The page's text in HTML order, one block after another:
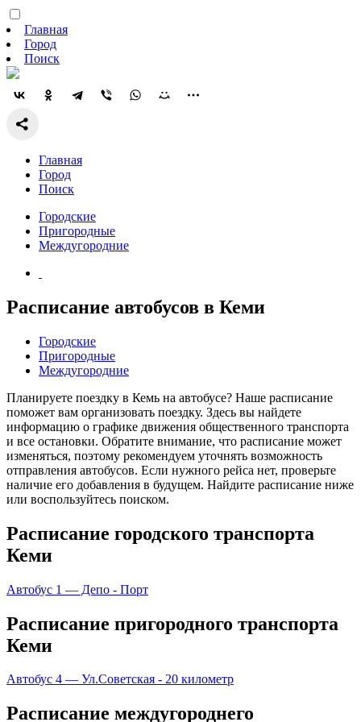
Главная
Город
Поиск
Главная
Город
Поиск
Городские
Пригородные
Междугородние
Расписание автобусов в Кеми
Городские
Пригородные
Междугородние
Планируете поездку в Кемь на автобусе? Наше расписание
поможет вам организовать поездку. Здесь вы найдете
информацию о графике движения общественного транспорта
и все остановки. Обратите внимание, что расписание может
изменяться, поэтому рекомендуем уточнять возможность
отправления автобусов. Если нужного рейса нет, проверьте
наличие его добавления в будущем. Найдите расписание ниже
или воспользуйтесь поиском.
Расписание городского транспорта
Кеми
Автобус 1 — Депо - Порт
Расписание пригородного транспорта
Кеми
Автобус 4 — Ул.Советская - 20 километр
Расписание междугороднего